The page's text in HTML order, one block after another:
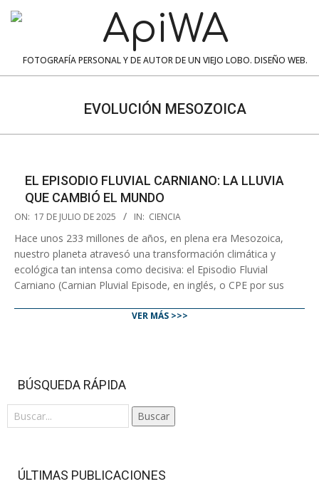
ApiWA
FOTOGRAFÍA PERSONAL Y DE AUTOR DE UN VIEJO LOBO. DISEÑO WEB.
EVOLUCIÓN MESOZOICA
EL EPISODIO FLUVIAL CARNIANO: LA LLUVIA
QUE CAMBIÓ EL MUNDO
2025-
17
ON: 17 DE JULIO DE 2025 IN: CIENCIA
Hace unos 233 millones de años, en plena era Mesozoica,
nuestro planeta atravesó una transformación climática y
ecológica tan intensa como decisiva: el Episodio Fluvial
Carniano (Carnian Pluvial Episode, en inglés, o CPE por sus
VER MÁS >>>
BÚSQUEDA RÁPIDA
Buscar
ÚLTIMAS PUBLICACIONES